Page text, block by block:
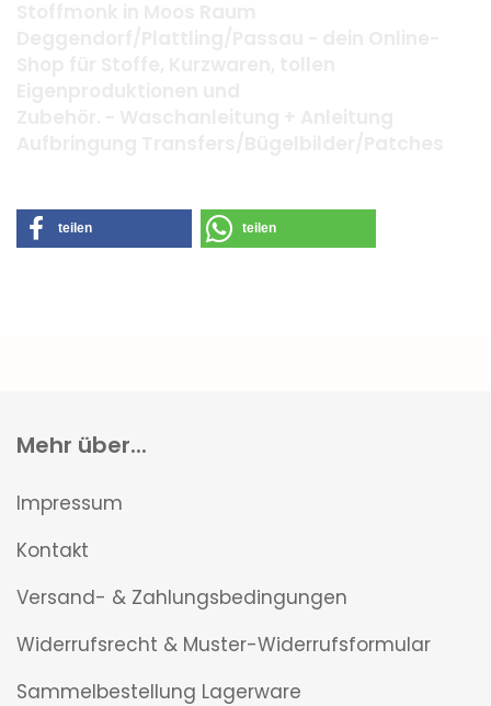
teilen teilen
Mehr über...
Impressum
Kontakt
Versand- & Zahlungsbedingungen
Widerrufsrecht & Muster-Widerrufsformular
Sammelbestellung Lagerware